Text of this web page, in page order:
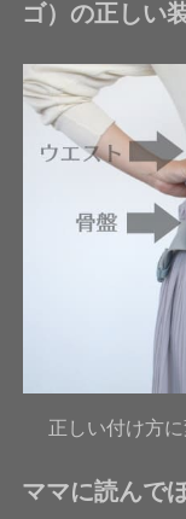
ゴ）の正しい
正しい付け方
ママに読んで